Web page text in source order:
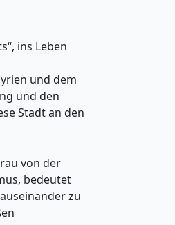
ins Leben
und dem
und den
Stadt an den
von der
bedeutet
zu